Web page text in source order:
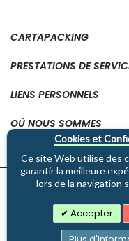
Cookies et
Ce site Web utilise des
garantir la meilleure
lors de la navigation
Accepter
CARTAPACKING
PRESTATIONS DE
LIENS PERSONNELS
OÙ NOUS SOMMES
Copyright © 1997-